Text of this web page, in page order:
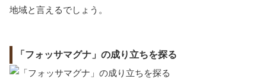
地域と言えるでしょう。
「フォッサマグナ」の成り立ちを探る